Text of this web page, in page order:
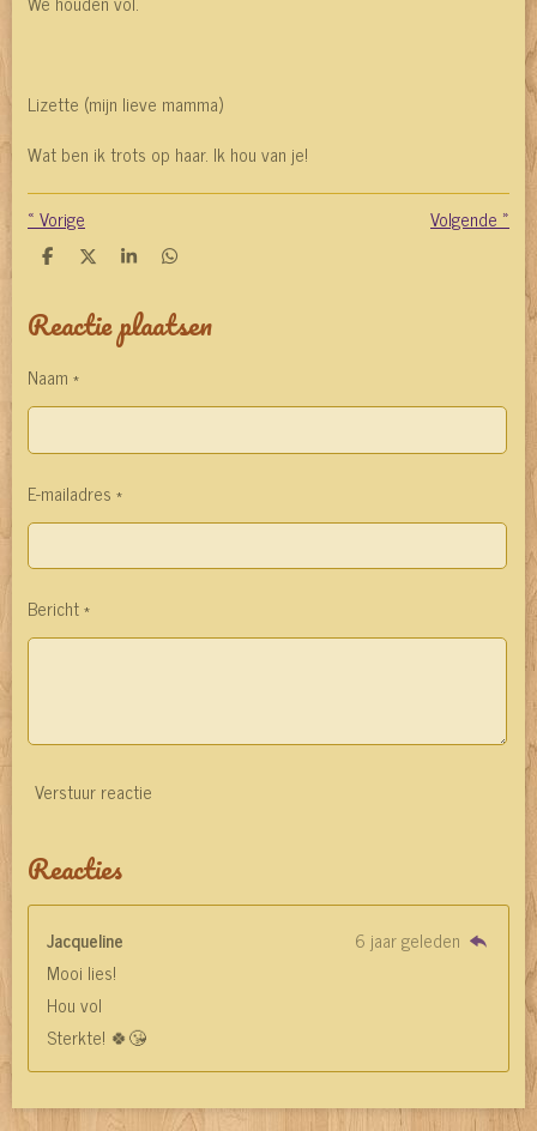
Lizette (mijn lieve mamma)
Wat ben ik trots op haar. Ik hou van je!
« Vorige Volgende »
D
e
n
D
l
S
e
D
e
n
Reactie plaatsen
Naam *
E-mailadres *
Bericht *
Verstuur reactie
Reacties
Jacqueline
6 jaar geleden
Mooi lies!
Hou vol
Sterkte! 🍀😘